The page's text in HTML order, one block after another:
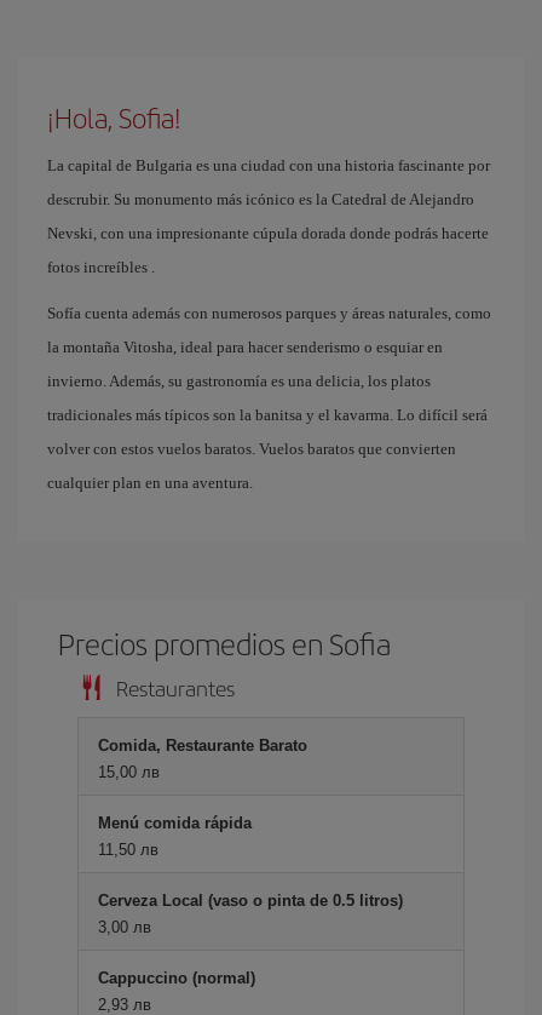
¡Hola, Sofia!
La capital de Bulgaria es una ciudad con una historia fascinante por
descrubir. Su monumento más icónico es la Catedral de Alejandro
Nevski, con una impresionante cúpula dorada donde podrás hacerte
fotos increíbles .
Sofía cuenta además con numerosos parques y áreas naturales, como
la montaña Vitosha, ideal para hacer senderismo o esquiar en
invierno. Además, su gastronomía es una delicia, los platos
tradicionales más típicos son la banitsa y el kavarma. Lo difícil será
volver con estos vuelos baratos. Vuelos baratos que convierten
cualquier plan en una aventura.
Precios promedios en Sofia
Restaurantes
Comida, Restaurante Barato
15,00 лв
Menú comida rápida
11,50 лв
Cerveza Local (vaso o pinta de 0.5 litros)
3,00 лв
Cappuccino (normal)
2,93 лв